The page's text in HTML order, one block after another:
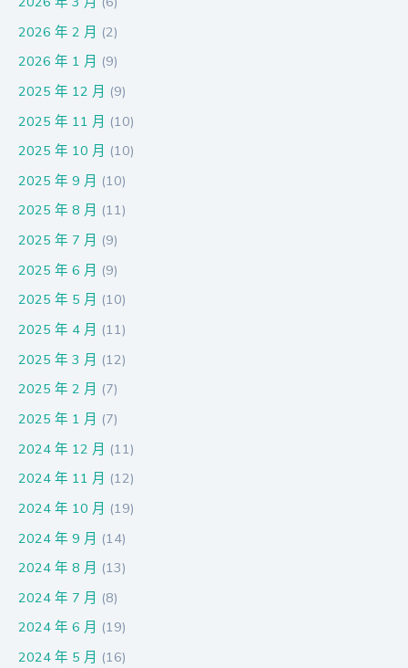
2026 年 2 月 (2)
2026 年 1 月 (9)
2025 年 12 月 (9)
2025 年 11 月 (10)
2025 年 10 月 (10)
2025 年 9 月 (10)
2025 年 8 月 (11)
2025 年 7 月 (9)
2025 年 6 月 (9)
2025 年 5 月 (10)
2025 年 4 月 (11)
2025 年 3 月 (12)
2025 年 2 月 (7)
2025 年 1 月 (7)
2024 年 12 月 (11)
2024 年 11 月 (12)
2024 年 10 月 (19)
2024 年 9 月 (14)
2024 年 8 月 (13)
2024 年 7 月 (8)
2024 年 6 月 (19)
2024 年 5 月 (16)